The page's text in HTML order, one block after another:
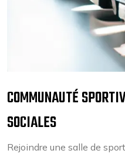
COMMUNAUTÉ
SOCIALES
Rejoindre une salle de